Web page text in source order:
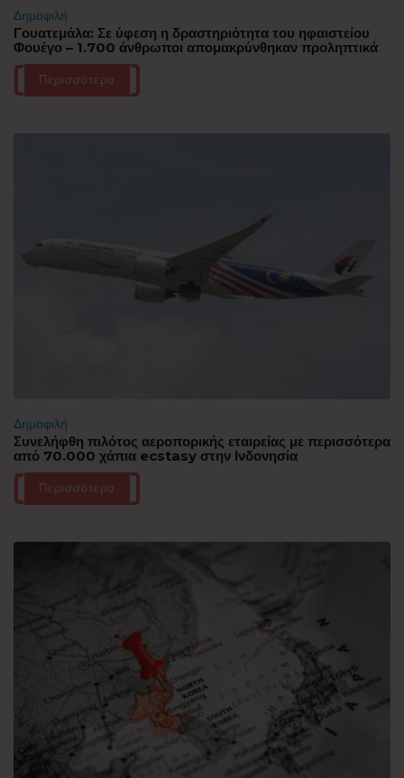
Δημοφιλή
Γουατεμάλα: Σε ύφεση η δραστηριότητα του ηφαιστείου
Φουέγο – 1.700 άνθρωποι απομακρύνθηκαν προληπτικά
Περισσότερα
Δημοφιλή
Συνελήφθη πιλότος αεροπορικής εταιρείας με περισσότερα
από 70.000 χάπια ecstasy στην Ινδονησία
Περισσότερα